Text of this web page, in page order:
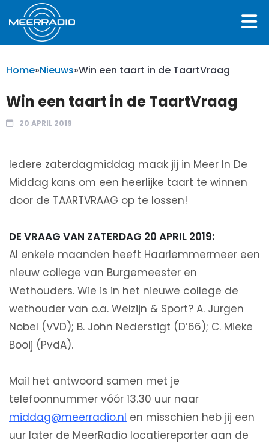
Home»Nieuws»Win een taart in de TaartVraag
Win een taart in de TaartVraag
20 APRIL 2019
Iedere zaterdagmiddag maak jij in Meer In De
Middag kans om een heerlijke taart te winnen
door de TAARTVRAAG op te lossen!
DE VRAAG VAN ZATERDAG 20 APRIL 2019:
Al enkele maanden heeft Haarlemmermeer een
nieuw college van Burgemeester en
Wethouders. Wie is in het nieuwe college de
wethouder van o.a. Welzijn & Sport? A. Jurgen
Nobel (VVD); B. John Nederstigt (D’66); C. Mieke
Booij (PvdA).
Mail het antwoord samen met je
telefoonnummer vóór 13.30 uur naar
middag@meerradio.nl en misschien heb jij een
uur later de MeerRadio locatiereporter aan de